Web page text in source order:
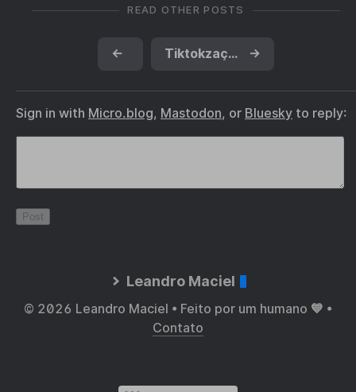
READ OTHER POSTS
← Tiktokzação →
Sign in with Micro.blog, Mastodon, or Bluesky to reply:
Leandro Maciel
© 2026 Leandro Maciel • Feito por um humano 💙 •
Contato